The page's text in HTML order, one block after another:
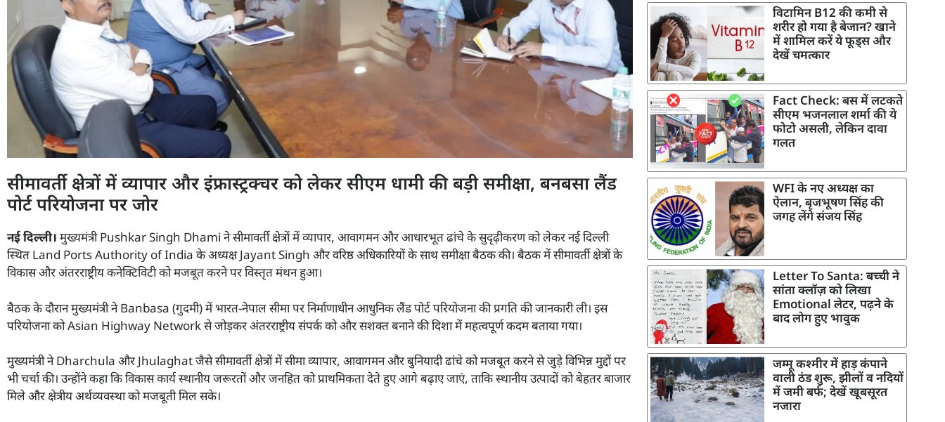
सीमावर्ती क्षेत्रों में व्यापार और इंफ्रास्ट्रक्चर को लेकर सीएम धामी की बड़ी समीक्षा, बनबसा लैंड
पोर्ट परियोजना पर जोर
नई दिल्ली। मुख्यमंत्री Pushkar Singh Dhami ने सीमावर्ती क्षेत्रों में व्यापार, आवागमन और आधारभूत ढांचे के सुदृढ़ीकरण को लेकर नई दिल्ली
स्थित Land Ports Authority of India के अध्यक्ष Jayant Singh और वरिष्ठ अधिकारियों के साथ समीक्षा बैठक की। बैठक में सीमावर्ती क्षेत्रों के
विकास और अंतरराष्ट्रीय कनेक्टिविटी को मजबूत करने पर विस्तृत मंथन हुआ।
बैठक के दौरान मुख्यमंत्री ने Banbasa (गुदमी) में भारत-नेपाल सीमा पर निर्माणाधीन आधुनिक लैंड पोर्ट परियोजना की प्रगति की जानकारी ली। इस
परियोजना को Asian Highway Network से जोड़कर अंतरराष्ट्रीय संपर्क को और सशक्त बनाने की दिशा में महत्वपूर्ण कदम बताया गया।
मुख्यमंत्री ने Dharchula और Jhulaghat जैसे सीमावर्ती क्षेत्रों में सीमा व्यापार, आवागमन और बुनियादी ढांचे को मजबूत करने से जुड़े विभिन्न मुद्दों पर
भी चर्चा की। उन्होंने कहा कि विकास कार्य स्थानीय जरूरतों और जनहित को प्राथमिकता देते हुए आगे बढ़ाए जाएं, ताकि स्थानीय उत्पादों को बेहतर बाजार
मिले और क्षेत्रीय अर्थव्यवस्था को मजबूती मिल सके।
विटामिन B12 की कमी से
शरीर हो गया है बेजान? खाने
में शामिल करें ये फूड्स और
देखें चमत्कार
Fact Check: बस में लटकते
सीएम भजनलाल शर्मा की ये
फोटो असली, लेकिन दावा
गलत
WFI के नए अध्यक्ष का
ऐलान, बृजभूषण सिंह की
जगह लेंगे संजय सिंह
Letter To Santa: बच्ची ने
सांता क्लॉज़ को लिखा
Emotional लेटर, पढ़ने के
बाद लोग हुए भावुक
जम्मू कश्मीर में हाड़ कंपाने
वाली ठंड शुरू, झीलों व नदियों
में जमी बर्फ; देखें खूबसूरत
नजारा